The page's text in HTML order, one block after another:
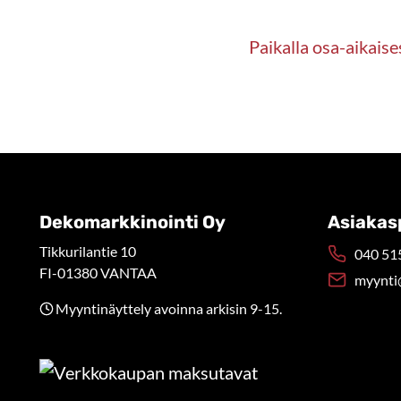
Paikalla osa-
Dekomarkkinointi Oy
Tikkurilantie 10
FI-01380 VANTAA
Myyntinäyttely avoinna arkisin 9-15.
040